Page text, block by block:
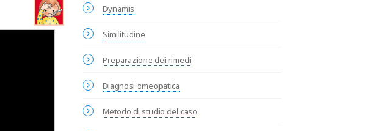
Dynamis
Similitudine
Preparazione dei rimedi
Diagnosi omeopatica
Metodo di studio del caso